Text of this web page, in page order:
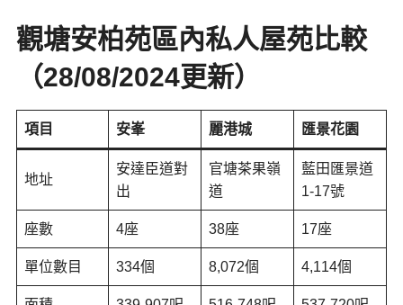
觀塘安柏苑區內私人屋苑比較
（28/08/2024更新）
項目 安峯 麗港城 匯景花園
地址
安達臣道對
出
官塘茶果嶺
道
藍田匯景道
1-17號
座數 4座 38座 17座
單位數目 334個 8,072個 4,114個